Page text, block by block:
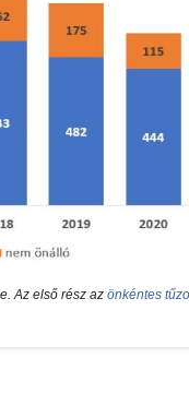
Az első rész az önkéntes